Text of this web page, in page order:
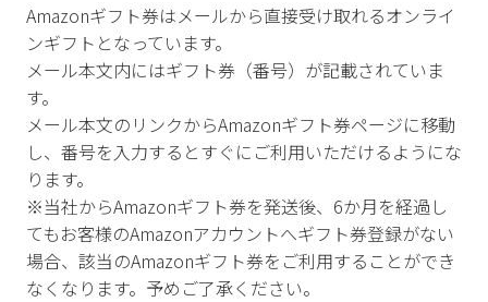
Amazonギフト券はメールから直接受け取れるオンライ
ンギフトとなっています。
メール本文内にはギフト券（番号）が記載されていま
す。
メール本文のリンクからAmazonギフト券ページに移動
し、番号を入力するとすぐにご利用いただけるようにな
ります。
※当社からAmazonギフト券を発送後、6か月を経過し
てもお客様のAmazonアカウントへギフト券登録がない
場合、該当のAmazonギフト券をご利用することができ
なくなります。予めご了承ください。